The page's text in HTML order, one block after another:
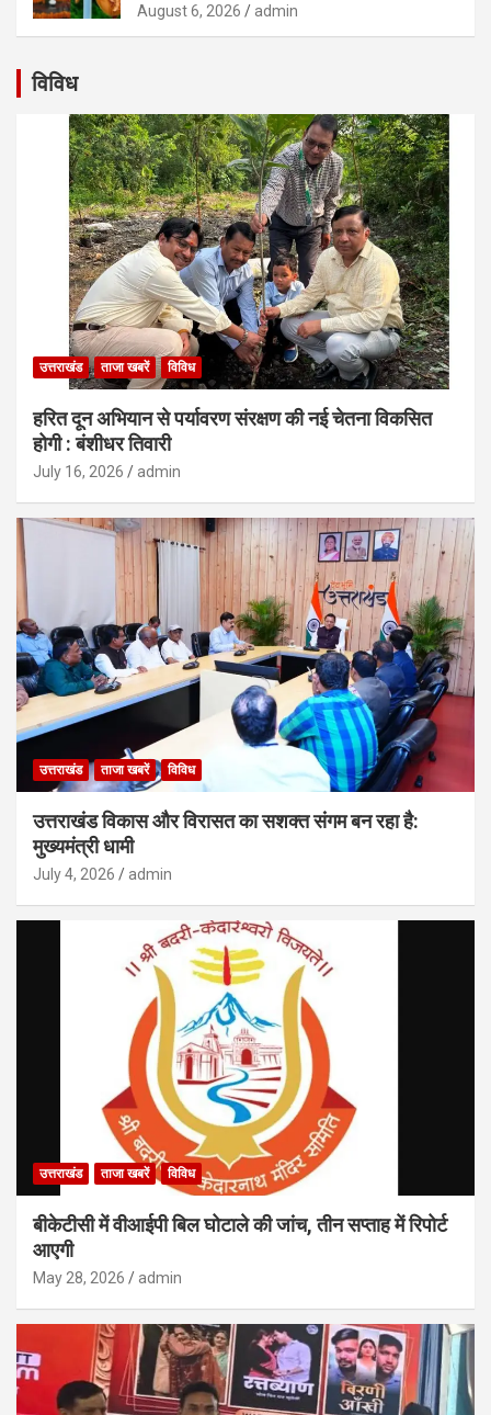
August 6, 2026 admin
विविध
उत्तराखंड ताजा खबरें विविध
हरित दून अभियान से पर्यावरण संरक्षण की नई चेतना विकसित
होगी : बंशीधर तिवारी
July 16, 2026 admin
उत्तराखंड ताजा खबरें विविध
उत्तराखंड विकास और विरासत का सशक्त संगम बन रहा है:
मुख्यमंत्री धामी
July 4, 2026 admin
उत्तराखंड ताजा खबरें विविध
बीकेटीसी में वीआईपी बिल घोटाले की जांच, तीन सप्ताह में रिपोर्ट
आएगी
May 28, 2026 admin